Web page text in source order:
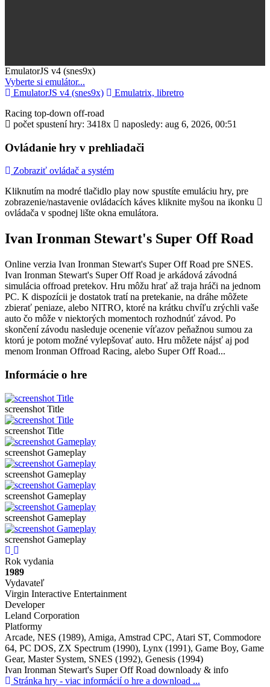
EmulatorJS v4 (snes9x)Toggle
Vyberte si emulátor...
EmulatorJS v4 (snes9x)
Emulatrix, libretro
Racing top-down off-road
počet spustení hry: 3418x
naposledy: aug 6, 2026, 00:51
Ovládanie hry v prehliadači
Zobraziť ovládač a systém
Kliknutím na modré tlačidlo play now spustíte emuláciu hry, pre
zobrazenie/nastavenie ovládacích káves kliknite myšou na ikonku
ovládača v spodnej lište okna emulátora.
Ivan Ironman Stewart's Super Off Road
Online verzia Ivan Ironman Stewart's Super Off Road pre SNES.
Ivan Ironman Stewart's Super Off Road je arkádová závodná
simulácia offroad pretekov. Hru môžu hrať až traja hráči na jednom
PC. K dispozícii je dostatok tratí na pretekanie, na dráhe môžete
zbierať peniaze, alebo NITRO, ktoré na krátku chvíľu zrýchli vaše
auto čo môže v niektorých momentoch rozhodnúť závod. Po
skončení závodu nasleduje ocenenie víťazov peňažnou sumou za
ktorú je potom možné vylepšovať auto. Hru môžete nájsť aj pod
menom Ironman Offroad Racing, alebo Super Off Road...
Informácie o hre
screenshot Title
screenshot Title
screenshot Gameplay
screenshot Gameplay
screenshot Gameplay
screenshot Gameplay
screenshot Gameplay
Previous
Rok vydania
1989
Vydavateľ
Virgin Interactive Entertainment
Developer
Leland Corporation
Platformy
Arcade, NES (1989), Amiga, Amstrad CPC, Atari ST, Commodore
64, PC DOS, ZX Spectrum (1990), Lynx (1991), Game Boy, Game
Gear, Master System, SNES (1992), Genesis (1994)
Ivan Ironman Stewart's Super Off Road downloady & info
Stránka hry - viac informácií o hre a download ...